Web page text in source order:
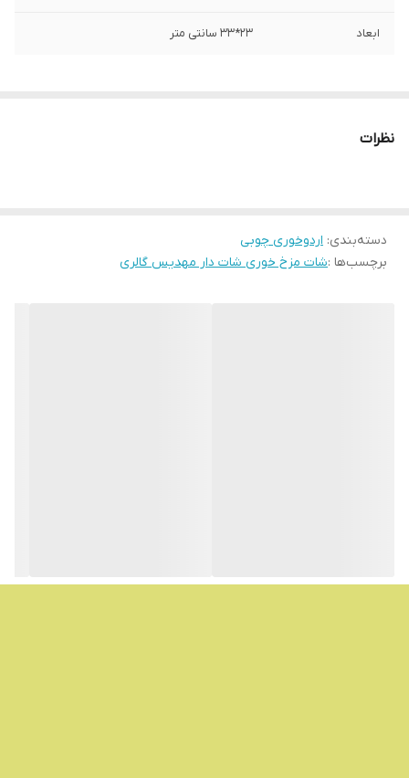
ابعاد 23*33 سانتی متر
نظرات
دسته‌بندی: اردوخوری چوبی
برچسب‌ها :شات مزخ خوری شات دار مهدیس گالری